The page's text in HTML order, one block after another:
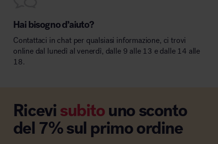
Hai bisogno d’aiuto?
Contattaci in chat per qualsiasi informazione, ci trovi
online dal lunedì al venerdì, dalle 9 alle 13 e dalle 14 alle
18.
Ricevisubitouno sconto
del 7% sul primo ordine